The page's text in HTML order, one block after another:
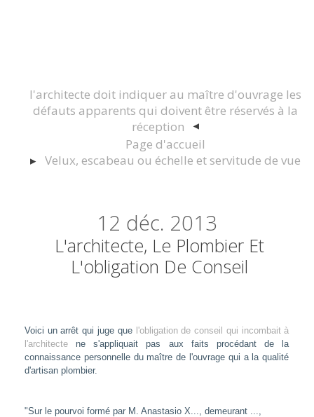
l'architecte doit indiquer au maître d'ouvrage les
défauts apparents qui doivent être réservés à la
réception
Page d'accueil
Velux, escabeau ou échelle et servitude de vue
12 déc. 2013
L'architecte, Le Plombier Et
L'obligation De Conseil
Voici un arrêt qui juge que l'obligation de conseil qui incombait à
l'architectene s'appliquait pas aux faits procédant de la
connaissance personnelle du maître de l'ouvrage qui a la qualité
d'artisan plombier.
"Sur le pourvoi formé par M. Anastasio X..., demeurant ...,